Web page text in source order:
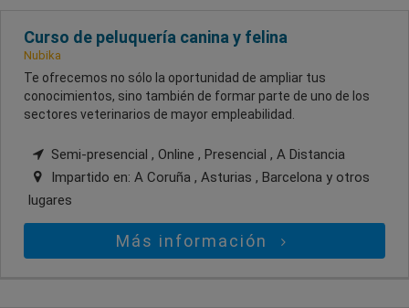
Curso de peluquería canina y felina
Nubika
Te ofrecemos no sólo la oportunidad de ampliar tus
conocimientos, sino también de formar parte de uno de los
sectores veterinarios de mayor empleabilidad.
Semi-presencial , Online , Presencial , A Distancia
Impartido en: A Coruña , Asturias , Barcelona y otros
lugares
Más información